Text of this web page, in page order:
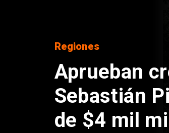
Regiones
Aprueban
Sebastián
de $4 mil